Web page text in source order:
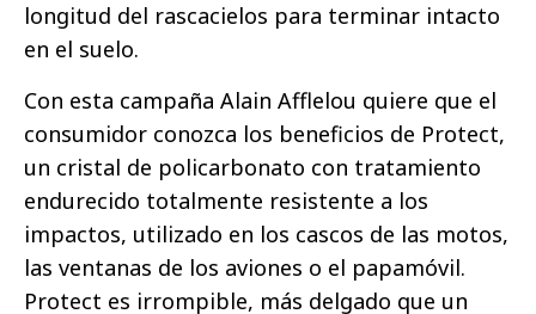
longitud del rascacielos para terminar intacto
en el suelo.
Con esta campaña Alain Afflelou quiere que el
consumidor conozca los beneficios de Protect,
un cristal de policarbonato con tratamiento
endurecido totalmente resistente a los
impactos, utilizado en los cascos de las motos,
las ventanas de los aviones o el papamóvil.
Protect es irrompible, más delgado que un